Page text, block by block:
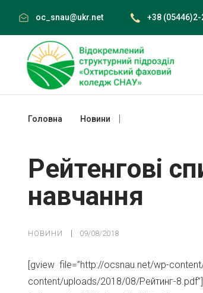
content
oc_snau@ukr.net +38
Головна Новини
Рейтенгові
навчання
НОВИНИ 09/08/2018
[gview file=”http://ocsnau.net/wp-
content/uploads/2018/08/Рейтинг-